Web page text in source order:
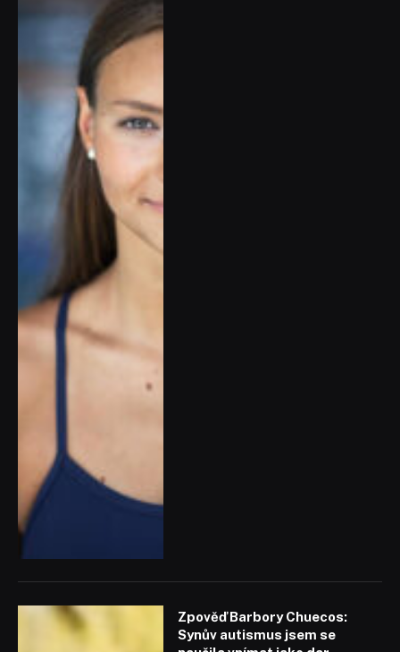
Zpověď Barbory Chuecos:
Synův autismus jsem se